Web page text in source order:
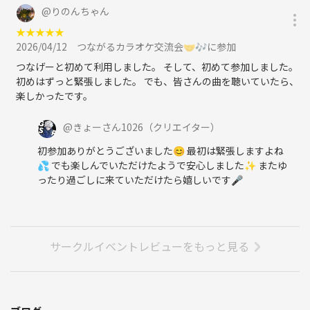
@ りのんちゃん
★★★★★
2026/04/12
つながるカラオケ交流会🤝🎶に参加
つなげーと初めて利用しました。 そして、初めて参加しました。
初めはずっと緊張しました。 でも、皆さんの曲を聴いていたら、
楽しかったです。
@きょーさん1026 （クリエイター）
初参加ありがとうございました😊 最初は緊張しますよね
💦 でも楽しんでいただけたようで安心しました✨ またゆ
ったり過ごしに来ていただけたら嬉しいです🎤
サークルイベントレビューをもっと見る